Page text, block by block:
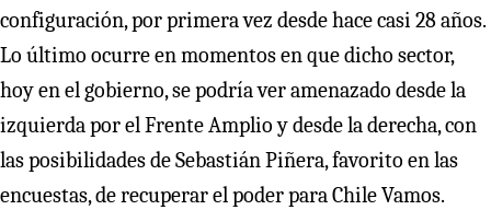
configuración, por primera vez desde hace casi 28 años.
Lo último ocurre en momentos en que dicho sector,
hoy en el gobierno, se podría ver amenazado desde la
izquierda por el Frente Amplio y desde la derecha, con
las posibilidades de Sebastián Piñera, favorito en las
encuestas, de recuperar el poder para Chile Vamos.